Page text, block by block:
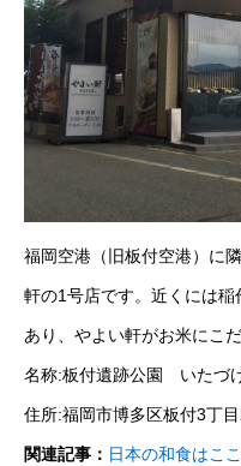
福岡空港（旧板付空港）に
軒の1号店です。近くには
あり、やよい軒がお米にこ
名称:板付遺跡公園 いたづ
住所:福岡市博多区板付3丁
関連記事： 日本の和食はこ